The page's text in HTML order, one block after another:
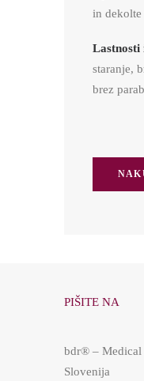
in dekolte
Lastnosti
staranje,
brez
PIŠITE NA
bdr® – Medical
Slovenija